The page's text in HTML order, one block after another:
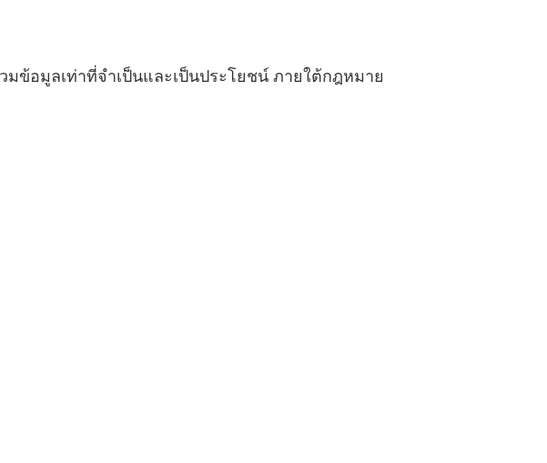
ข้อมูลเท่าที่จำเป็นและเป็นประโยชน์ ภายใต้กฎหมาย